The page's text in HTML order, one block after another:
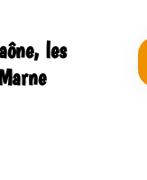
les